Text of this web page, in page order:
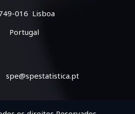
016 Lisboa
Portugal
spe@spestatistica.pt